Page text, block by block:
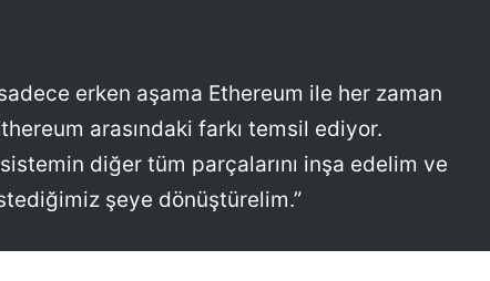
erken aşama Ethereum ile her zaman
arasındaki farkı temsil ediyor.
diğer tüm parçalarını inşa edelim ve
şeye dönüştürelim.”